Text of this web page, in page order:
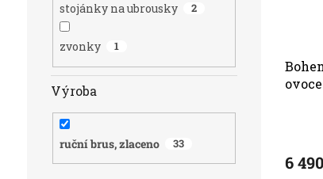
stojánky na ubrousky 2
zvonky 1
Výroba
ruční brus, zlaceno 33
6